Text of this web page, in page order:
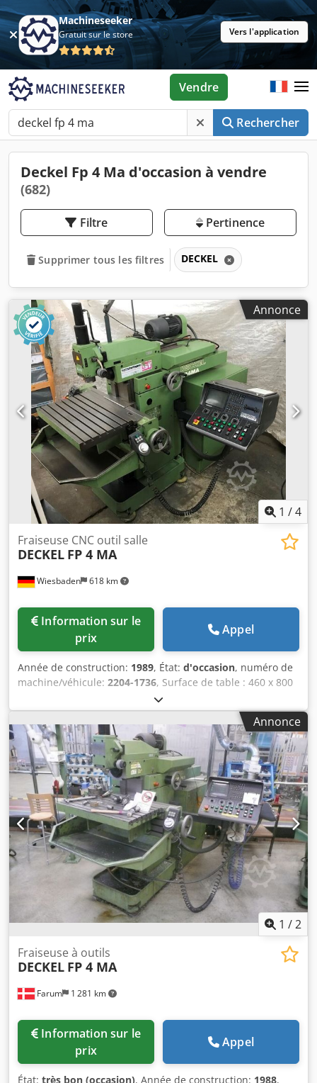
Machineseeker
Gratuit sur le store Vers l'application
Rechercher
Vendre
Deckel Fp 4 Ma d'occasion à vendre
(682)
Filtre Pertinence
Supprimer tous les filtres DECKEL
Annonce
1 /4
Wiesbaden 618 km
Fraiseuse CNC outil salle
DECKEL FP 4 MA
prix
Appel
Année de construction: 1989, État: d'occasion, numéro de
machine/véhicule: 2204-1736, Surface de table : 460 x 800
mm Course en X : 485 mm Codpfxoclli Uo Apnjha Course
en Y : 385 mm Course en Z : 380 mm Course de la broche :
environ 70 mm (réglage manuel) Vitesses de broche : 50 -
3150 tr/min Avances réglables par paliers : 2 - 1000
mm/min Vitesse de déplacement rapide : 2 m/min
Puissance électrique : 3,7/4,4 kW Encombrement : 2100 x
1650 x 1730 mm Poids : 1850 kg
Annonce
1 /2
Farum 1 281 km
Fraiseuse à outils
DECKEL FP 4 MA
prix
Appel
État: très bon (occasion), Année de construction: 1988,